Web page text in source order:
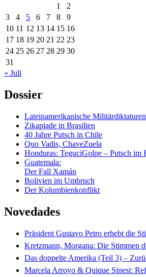
1
2
3
4 5 6 7 8
9
10 11 12 13 14 15 16
17 18 19 20 21 22 23
24 25 26 27 28 29 30
31
« Juli
Dossier
Lateinamerikanische
Zikapiade in Brasilien
40 Jahre Putsch in Chile
Quo Vadis, ChaveZuela
Honduras: TeguciGolpe – Putsch im
Guatemala:
Der Fall Xamán
Bolivien im Umbruch
Der Kolumbienkonflikt
Novedades
Präsident Gustavo Petro erhebt die
Kretzmann, Morgana: Die Stimmen
Das doppelte Amerika (Teil 3) –
Marcela Arroyo & Quique Sinesi: